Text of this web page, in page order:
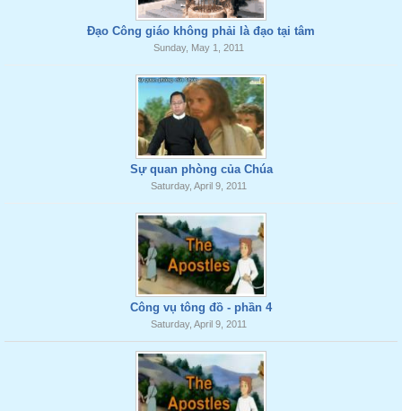
Đạo Công giáo không phải là đạo tại tâm
Sunday, May 1, 2011
Sự quan phòng của Chúa
Saturday, April 9, 2011
Công vụ tông đồ - phần 4
Saturday, April 9, 2011